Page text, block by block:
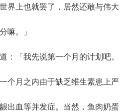
界上也就罢了，居然还敢与伟大
嘛。」
「我先说第一个月的计划吧。
个月之内由于缺乏维生素患上严
出血等并发症。当然，鱼肉奶蛋